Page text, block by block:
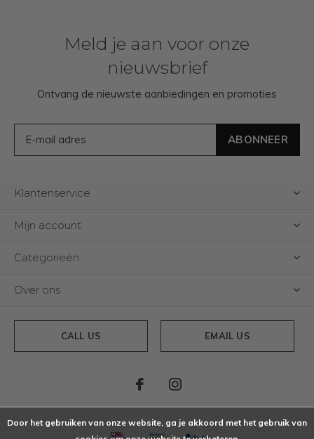
Meld je aan voor onze
nieuwsbrief
Ontvang de nieuwste aanbiedingen en promoties
ABONNEER
Klantenservice
Mijn account
Categorieën
Over ons
CALL US EMAIL US
Door het gebruiken van onze website, ga je akkoord met het gebruik van